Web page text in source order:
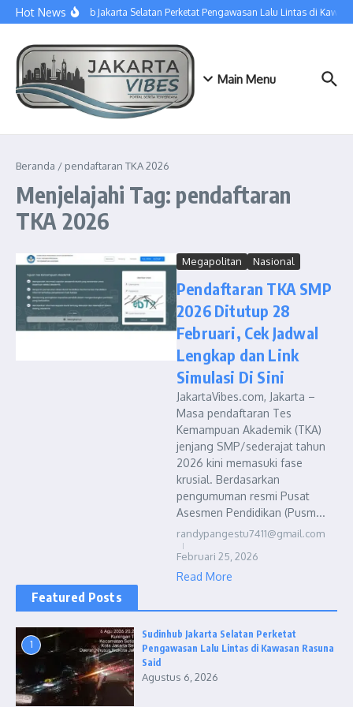
Lewati ke konten
Hot NewsSudinhub Jakarta Selatan Perketat Pengawasan Lalu Lintas di
Main Menu
Beranda / pendaftaran TKA 2026
Menjelajahi Tag: pendaftaran
TKA 2026
Megapolitan Nasional
Pendaftaran TKA SMP
2026 Ditutup 28
Februari, Cek Jadwal
Lengkap dan Link
Simulasi Di Sini
JakartaVibes.com, Jakarta –
Masa pendaftaran Tes
Kemampuan Akademik (TKA)
jenjang SMP/sederajat tahun
2026 kini memasuki fase
krusial. Berdasarkan
pengumuman resmi Pusat
Asesmen Pendidikan (Pusm...
randypangestu7411@gmail.com
Februari 25, 2026
Read More
Featured Posts
1
Sudinhub Jakarta Selatan Perketat
Pengawasan Lalu Lintas di Kawasan Rasuna
Said
Agustus 6, 2026